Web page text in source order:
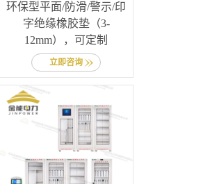
环保型平面/防滑/警示/印
字绝缘橡胶垫（3-
12mm），可定制
立即咨询